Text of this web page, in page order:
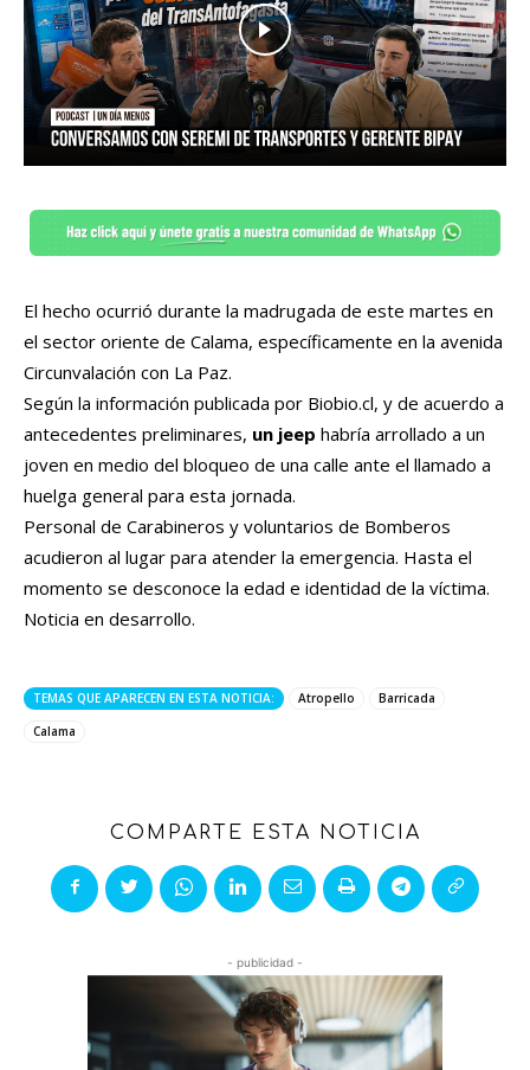
El hecho ocurrió durante la madrugada de este martes en
el sector oriente de Calama, específicamente en la avenida
Circunvalación con La Paz.
Según la información publicada por Biobio.cl, y de acuerdo a
antecedentes preliminares, un jeep habría arrollado a un
joven en medio del bloqueo de una calle ante el llamado a
huelga general para esta jornada.
Personal de Carabineros y voluntarios de Bomberos
acudieron al lugar para atender la emergencia. Hasta el
momento se desconoce la edad e identidad de la víctima.
Noticia en desarrollo.
TEMAS QUE APARECEN EN ESTA NOTICIA: Atropello
Barricada
Calama
COMPARTE ESTA NOTICIA
- publicidad -